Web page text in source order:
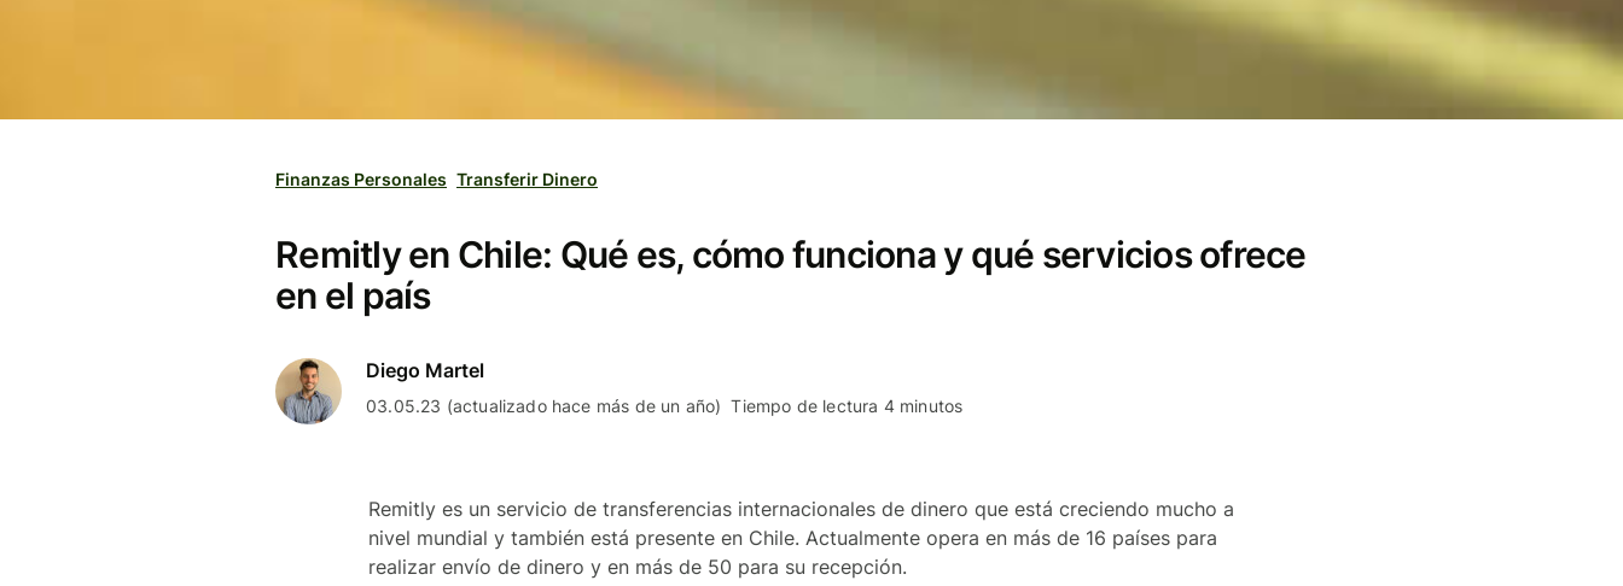
Finanzas Personales Transferir Dinero
Remitly en Chile: Qué es, cómo funciona y qué servicios ofrece
en el país
Diego Martel
03.05.23 (actualizado hace más de un año) Tiempo de lectura 4 minutos
Remitly es un servicio de transferencias internacionales de dinero que está creciendo mucho a
nivel mundial y también está presente en Chile. Actualmente opera en más de 16 países para
realizar envío de dinero y en más de 50 para su recepción.